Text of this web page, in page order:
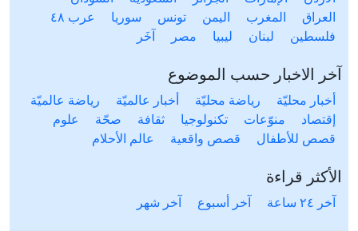
العراق
المغرب اليمن تونس سوريا
عرب ٤٨
فلسطين
لبنان ليبيا مصر آخَر
آخر الاخبار حسب الموضوع
أخبار محليّة رياضة محليّة أخبار عالميّة
رياضة عالميّة
إقتصاد
منوّعات تكنولوجيا ثقافة صحّة
علوم
قصص للأطفال
قصص واقعية عالم الأحلام
الأكثر قراءة
آخر ٢٤ ساعة آخر أسبوع آخر شهر